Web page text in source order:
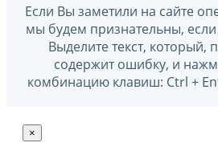
Если Вы заметили на сайте
мы будем признательны,
Выделите текст,
содержит ошибку, и
комбинацию клавиш: Ctrl +
×